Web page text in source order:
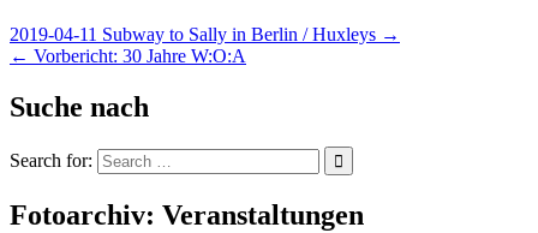
2019-04-11 Subway to Sally in Berlin / Huxleys →
← Vorbericht: 30 Jahre W:O:A
Suche nach
Search for:
Fotoarchiv: Veranstaltungen